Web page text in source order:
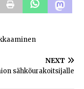
NEXT
sähköurakoitsijalle